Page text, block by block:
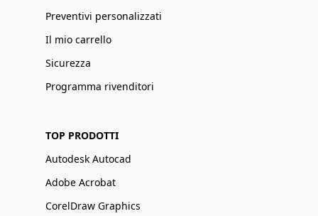
Preventivi personalizzati
Il mio carrello
Sicurezza
Programma rivenditori
TOP PRODOTTI
Autodesk Autocad
Adobe Acrobat
CorelDraw Graphics